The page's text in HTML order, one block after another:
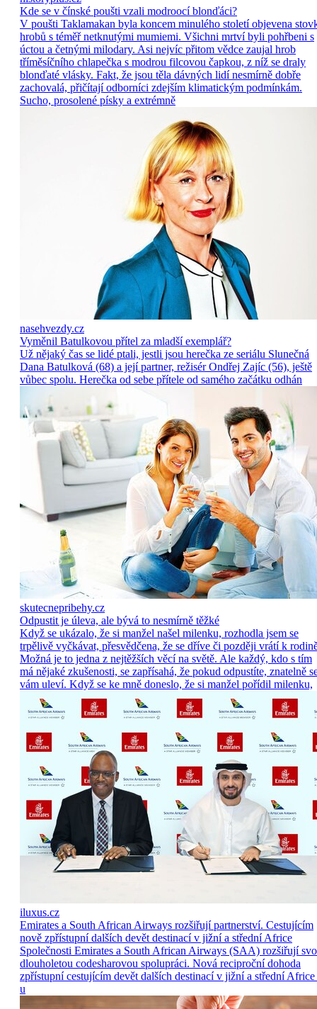
Kde se v čínské poušti vzali modroocí blonďáci?
V poušti Taklamakan byla koncem minulého století objevena
hrobů s téměř netknutými mumiemi. Všichni mrtví byli pohřbeni s
úctou a četnými milodary. Asi nejvíc přitom vědce zaujal hrob
tříměsíčního chlapečka s modrou filcovou čapkou, z níž se draly
blonďaté vlásky. Fakt, že jsou těla dávných lidí nesmírně dobře
zachovalá, přičítají odborníci zdejším klimatickým podmínkám.
Sucho, prosolené písky a extrémně
nasehvezdy.cz
Vyměnil Batulkovou přítel za mladší exemplář?
Už nějaký čas se lidé ptali, jestli jsou herečka ze seriálu Slunečná
Dana Batulková (68) a její partner, režisér Ondřej Zajíc (56), ještě
vůbec spolu. Herečka od sebe přítele od samého začátku odhán
skutecnepribehy.cz
Odpustit je úleva, ale bývá to nesmírně těžké
Když se ukázalo, že si manžel našel milenku, rozhodla jsem se
trpělivě vyčkávat, přesvědčena, že se dříve či později vrátí k
Možná je to jedna z nejtěžších věcí na světě. Ale každý, kdo s tím
má nějaké zkušenosti, se zapřísahá, že pokud odpustíte, znatelně
vám uleví. Když se ke mně doneslo, že si manžel pořídil milenku,
iluxus.cz
Emirates a South African Airways rozšiřují partnerství. Cestujícím
nově zpřístupní dalších devět destinací v jižní a střední Africe
Společnosti Emirates a South African Airways (SAA) rozšiřují
dlouholetou codesharovou spolupráci. Nová reciproční dohoda
zpřístupní cestujícím devět dalších destinací v jižní a střední Africe
u